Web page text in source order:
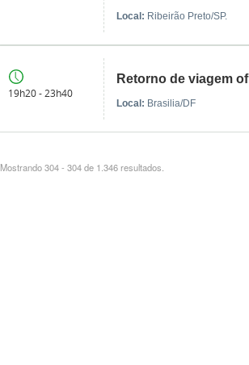
Local: Ribeirão Preto/SP.
19h20 - 23h40
Retorno de viagem
Local: Brasilia/DF
Mostrando 304 - 304 de 1.346 resultados.